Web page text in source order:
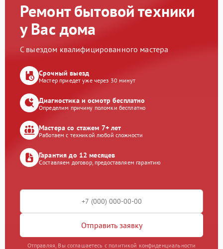
Ремонт бытовой техники
у Вас дома
С выездом квалифицированного мастера
Срочный выезд
Мастер приедет уже через 30 минут
Диагностика и осмотр бесплатно
Определим причину поломки бесплатно
Мастера со стажем 7+ лет
Работаем с техникой любой сложности
Гарантия до 12 месяцев
Составляем договор, предоставляем гарантию
Отправить заявку
Отправляя, Вы соглашаетесь с политикой конфиденциальности